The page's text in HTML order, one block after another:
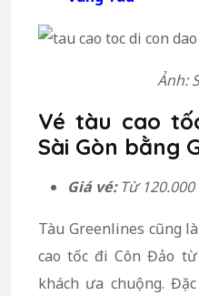
Ảnh:
Vé tàu cao
Sài Gòn bằng
Giá vé:Từ
Tàu Greenlines cũng
cao tốc đi Côn Đảo
khách ưa chuộng.